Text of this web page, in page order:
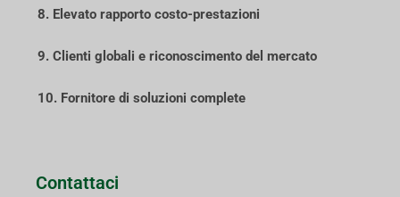
8. Elevato rapporto costo-prestazioni
9. Clienti globali e riconoscimento del mercato
10. Fornitore di soluzioni complete
Contattaci